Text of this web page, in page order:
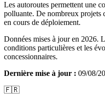
Les autoroutes permettent une
polluante. De nombreux projets
en cours de déploiement.
Données mises à jour en 2026.
conditions particulières et les
concessionnaires.
Dernière mise à jour : 09/08/
🇫🇷